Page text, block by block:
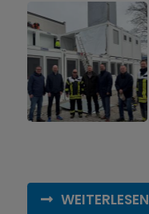
WEITERLESEN